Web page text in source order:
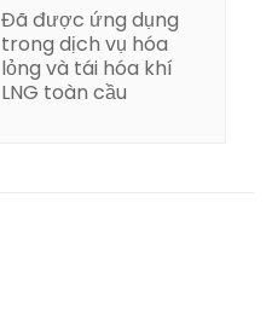
Đã được ứng dụng
trong dịch vụ hóa
lỏng và tái hóa khí
LNG toàn cầu